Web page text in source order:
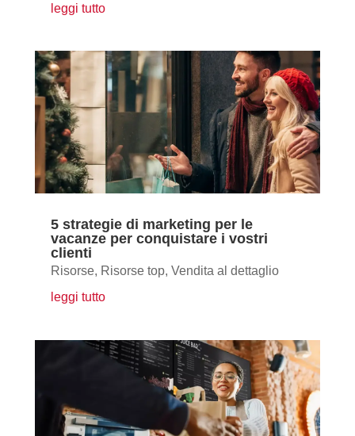
leggi tutto
5 strategie di marketing per le
vacanze per conquistare i vostri
clienti
Risorse, Risorse top, Vendita al dettaglio
leggi tutto